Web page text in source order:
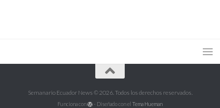
Semanario Ecuador News © 2026. Todos los derechos reservados.
Funciona con - Diseñado con el Tema Hueman